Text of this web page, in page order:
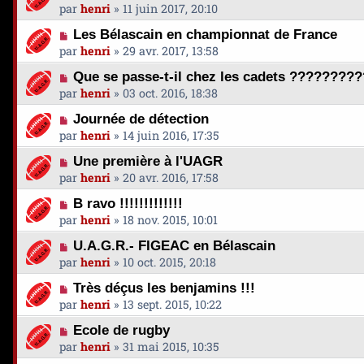
par henri » 11 juin 2017, 20:10
Les Bélascain en championnat de France
par henri » 29 avr. 2017, 13:58
Que se passe-t-il chez les cadets
par henri » 03 oct. 2016, 18:38
Journée de détection
par henri » 14 juin 2016, 17:35
Une première à l'UAGR
par henri » 20 avr. 2016, 17:58
B ravo !!!!!!!!!!!!!
par henri » 18 nov. 2015, 10:01
U.A.G.R.- FIGEAC en Bélascain
par henri » 10 oct. 2015, 20:18
Très déçus les benjamins !!!
par henri » 13 sept. 2015, 10:22
Ecole de rugby
par henri » 31 mai 2015, 10:35